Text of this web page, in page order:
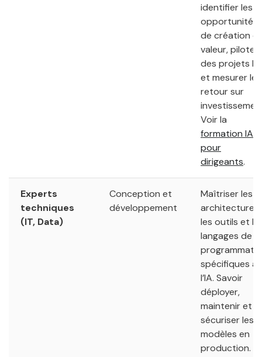
identifier les
opportunités
de création
valeur, piloter
des projets IA
et mesurer le
retour sur
Voir la
formation IA
pour
dirigeants.
Experts
techniques
(IT, Data)
Conception et
développement
Maîtriser les
architectures,
les outils et
langages de
spécifiques à
l’IA. Savoir
déployer,
maintenir et
sécuriser les
modèles en
production.